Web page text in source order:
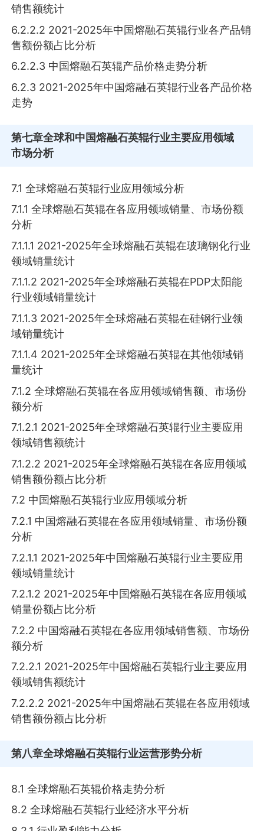
销售额统计
6.2.2.2 2021-2025年中国熔融石英辊行业各产品销
售额份额占比分析
6.2.2.3 中国熔融石英辊产品价格走势分析
6.2.3 2021-2025年中国熔融石英辊行业各产品价格
走势
第七章全球和中国熔融石英辊行业主要应用领域
市场分析
7.1 全球熔融石英辊行业应用领域分析
7.1.1 全球熔融石英辊在各应用领域销量、市场份额
分析
7.1.1.1 2021-2025年全球熔融石英辊在玻璃钢化行业
领域销量统计
7.1.1.2 2021-2025年全球熔融石英辊在PDP太阳能
行业领域销量统计
7.1.1.3 2021-2025年全球熔融石英辊在硅钢行业领
域销量统计
7.1.1.4 2021-2025年全球熔融石英辊在其他领域销
量统计
7.1.2 全球熔融石英辊在各应用领域销售额、市场份
额分析
7.1.2.1 2021-2025年全球熔融石英辊行业主要应用
领域销售额统计
7.1.2.2 2021-2025年全球熔融石英辊在各应用领域
销售额份额占比分析
7.2 中国熔融石英辊行业应用领域分析
7.2.1 中国熔融石英辊在各应用领域销量、市场份额
分析
7.2.1.1 2021-2025年中国熔融石英辊行业主要应用
领域销量统计
7.2.1.2 2021-2025年中国熔融石英辊在各应用领域
销量份额占比分析
7.2.2 中国熔融石英辊在各应用领域销售额、市场份
额分析
7.2.2.1 2021-2025年中国熔融石英辊行业主要应用
领域销售额统计
7.2.2.2 2021-2025年中国熔融石英辊在各应用领域
销售额份额占比分析
第八章全球熔融石英辊行业运营形势分析
8.1 全球熔融石英辊价格走势分析
8.2 全球熔融石英辊行业经济水平分析